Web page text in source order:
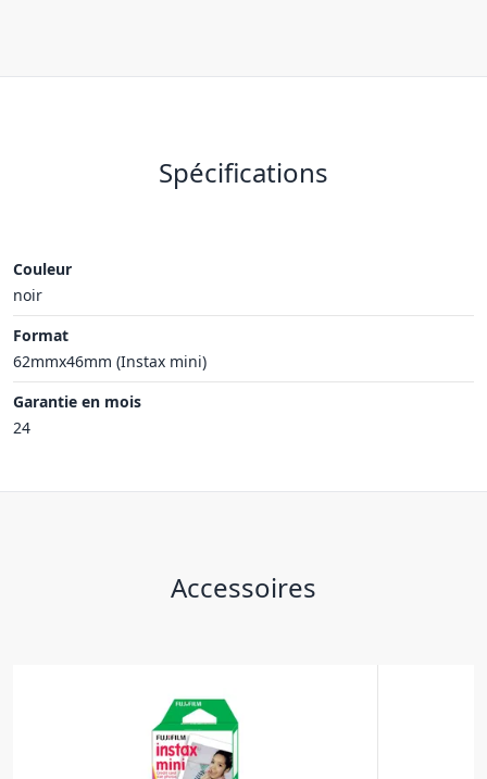
Spécifications
Couleur
noir
Format
62mmx46mm (Instax mini)
Garantie en mois
24
Accessoires